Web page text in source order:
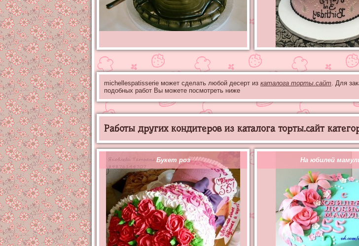
michellespatisserie может сделать любой десерт из каталога торты.сайт . Для
подобных работ Вы можете посмотреть ниже
Работы других кондитеров из каталога торты.сайт
Букет роз На юбилей